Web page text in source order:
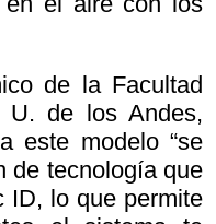
de la Facultad
U. de los Andes,
este modelo “se
de tecnología que
ID, lo que permite